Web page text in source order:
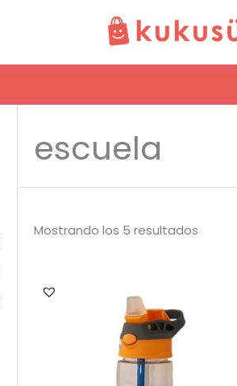
escuela
Mostrando los 5 resultados